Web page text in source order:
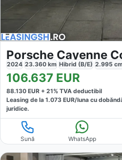
2024 23.360 km Hibrid (B/E) 2.995
106.637 EUR
88.130 EUR + 21% TVA deductibil
Leasing de la 1.073 EUR/luna cu
juridice.
Sună WhatsApp